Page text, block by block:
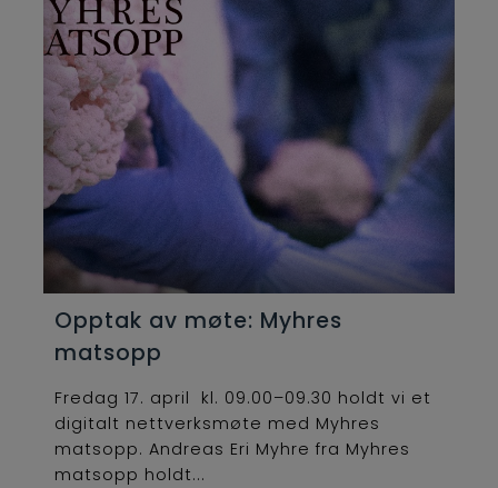
Opptak av møte: Myhres
matsopp
Fredag 17. april kl. 09.00–09.30 holdt vi et
digitalt nettverksmøte med Myhres
matsopp. Andreas Eri Myhre fra Myhres
matsopp holdt...